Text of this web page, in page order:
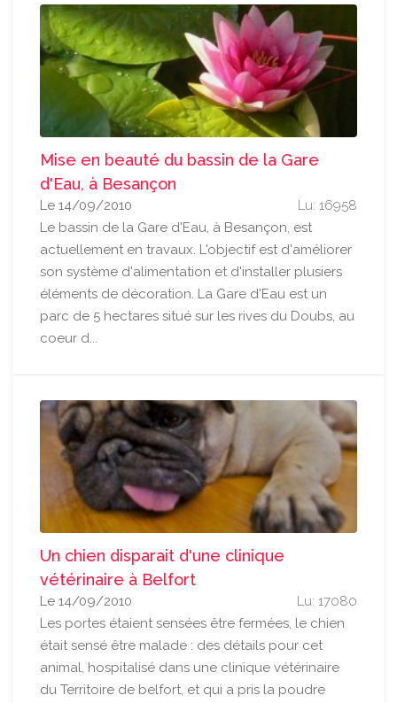
Mise en beauté du bassin de la Gare
d'Eau, à Besançon
Lu: 16958
Le 14/09/2010
Le bassin de la Gare d'Eau, à Besançon, est
actuellement en travaux. L'objectif est d'améliorer
son système d'alimentation et d'installer plusiers
éléments de décoration. La Gare d'Eau est un
parc de 5 hectares situé sur les rives du Doubs, au
coeur d...
Un chien disparait d'une clinique
vétérinaire à Belfort
Lu: 17080
Le 14/09/2010
Les portes étaient sensées être fermées, le chien
était sensé être malade : des détails pour cet
animal, hospitalisé dans une clinique vétérinaire
du Territoire de belfort, et qui a pris la poudre